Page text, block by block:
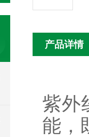
产品详情
紫外
能，